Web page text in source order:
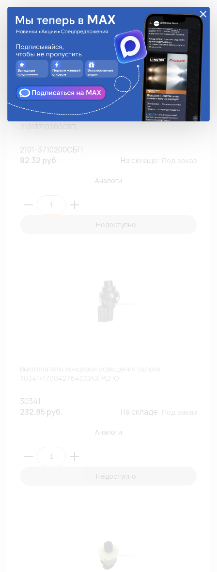
Выключатель концевой освещения салона
21013710200СБП
2101-3710200СБП
82.32 руб.
На складе: Под заказ
Аналоги
Недоступно
30341
232.85 руб.
На складе:
Аналоги
Недоступно